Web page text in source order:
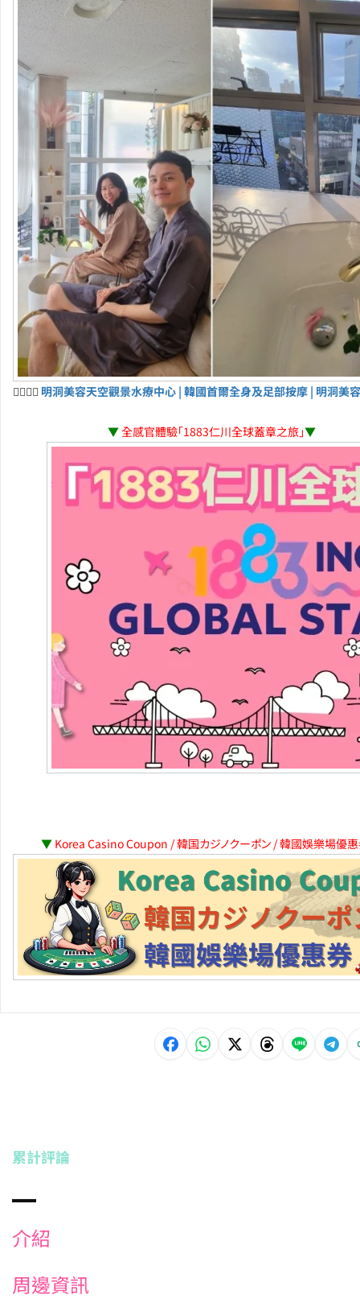
💆‍♀️💆‍♂️ 明洞美容天空觀景水療中心 | 韓國首爾全身及足部按摩 | 明洞美
▼全感官體驗「1883仁川全球蓋章之旅」▼
▼ Korea Casino Coupon / 韓国カジノクーポン / 韓國娛樂場優
累計評論
介紹
周邊資訊